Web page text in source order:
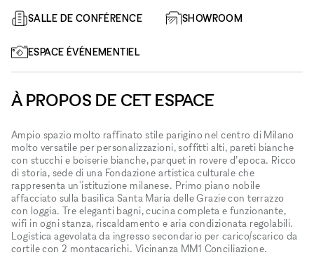
SALLE DE CONFÉRENCE SHOWROOM
ESPACE ÉVÉNEMENTIEL
À PROPOS DE CET ESPACE
Ampio spazio molto raffinato stile parigino nel centro di Milano
molto versatile per personalizzazioni, soffitti alti, pareti bianche
con stucchi e boiserie bianche, parquet in rovere d’epoca. Ricco
di storia, sede di una Fondazione artistica culturale che
rappresenta un'istituzione milanese. Primo piano nobile
affacciato sulla basilica Santa Maria delle Grazie con terrazzo
con loggia. Tre eleganti bagni, cucina completa e funzionante,
wifi in ogni stanza, riscaldamento e aria condizionata regolabili.
Logistica agevolata da ingresso secondario per carico/scarico da
cortile con 2 montacarichi. Vicinanza MM1 Conciliazione.